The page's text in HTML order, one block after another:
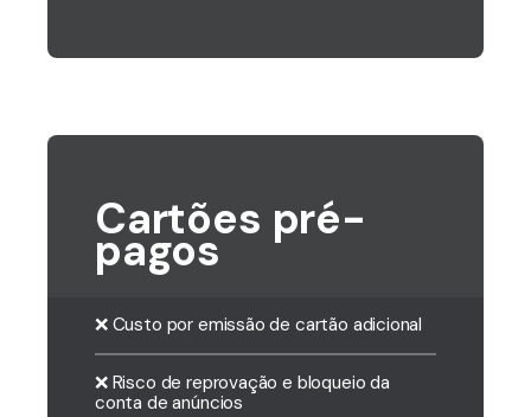
Cartões pré-
pagos
❌ Custo por emissão de cartão adicional
❌ Risco de reprovação e bloqueio da
conta de anúncios